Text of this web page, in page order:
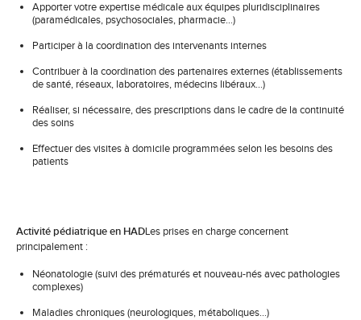
Apporter votre expertise médicale aux équipes pluridisciplinaires
(paramédicales, psychosociales, pharmacie…)
Participer à la coordination des intervenants internes
Contribuer à la coordination des partenaires externes (établissements
de santé, réseaux, laboratoires, médecins libéraux…)
Réaliser, si nécessaire, des prescriptions dans le cadre de la continuité
des soins
Effectuer des visites à domicile programmées selon les besoins des
patients
Activité pédiatrique en HADLes prises en charge concernent
principalement :
Néonatologie (suivi des prématurés et nouveau-nés avec pathologies
complexes)
Maladies chroniques (neurologiques, métaboliques…)